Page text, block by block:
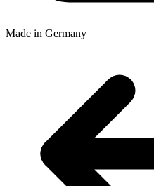
Made in Germany